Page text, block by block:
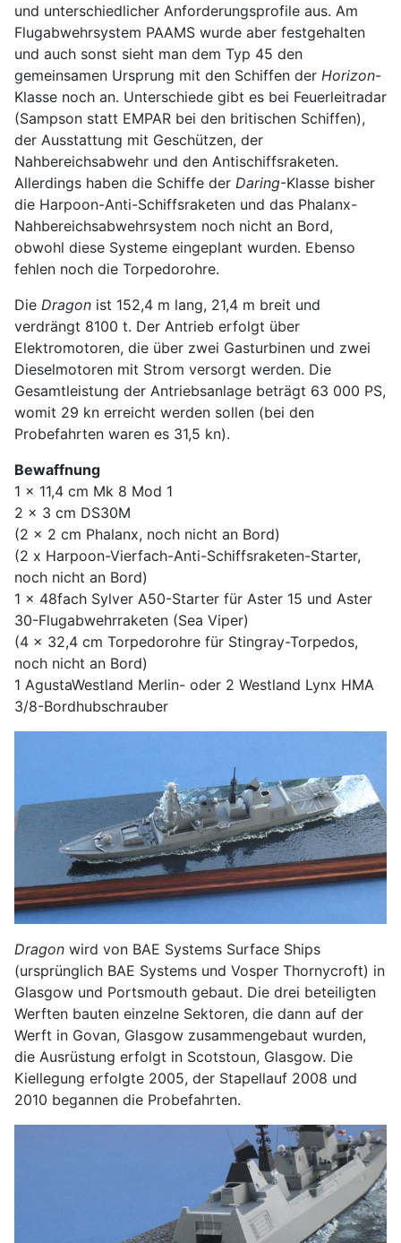
und unterschiedlicher Anforderungsprofile aus. Am
Flugabwehrsystem PAAMS wurde aber festgehalten
und auch sonst sieht man dem Typ 45 den
gemeinsamen Ursprung mit den Schiffen der Horizon-
Klasse noch an. Unterschiede gibt es bei Feuerleitradar
(Sampson statt EMPAR bei den britischen Schiffen),
der Ausstattung mit Geschützen, der
Nahbereichsabwehr und den Antischiffsraketen.
Allerdings haben die Schiffe der Daring-Klasse bisher
die Harpoon-Anti-Schiffsraketen und das Phalanx-
Nahbereichsabwehrsystem noch nicht an Bord,
obwohl diese Systeme eingeplant wurden. Ebenso
fehlen noch die Torpedorohre.
Die Dragon ist 152,4 m lang, 21,4 m breit und
verdrängt 8100 t. Der Antrieb erfolgt über
Elektromotoren, die über zwei Gasturbinen und zwei
Dieselmotoren mit Strom versorgt werden. Die
Gesamtleistung der Antriebsanlage beträgt 63 000 PS,
womit 29 kn erreicht werden sollen (bei den
Probefahrten waren es 31,5 kn).
Bewaffnung
1 x 11,4 cm Mk 8 Mod 1
2 x 3 cm DS30M
(2 x 2 cm Phalanx, noch nicht an Bord)
(2 x Harpoon-Vierfach-Anti-Schiffsraketen-Starter,
noch nicht an Bord)
1 x 48fach Sylver A50-Starter für Aster 15 und Aster
30-Flugabwehrraketen (Sea Viper)
(4 x 32,4 cm Torpedorohre für Stingray-Torpedos,
noch nicht an Bord)
1 AgustaWestland Merlin- oder 2 Westland Lynx HMA
3/8-Bordhubschrauber
Dragon wird von BAE Systems Surface Ships
(ursprünglich BAE Systems und Vosper Thornycroft) in
Glasgow und Portsmouth gebaut. Die drei beteiligten
Werften bauten einzelne Sektoren, die dann auf der
Werft in Govan, Glasgow zusammengebaut wurden,
die Ausrüstung erfolgt in Scotstoun, Glasgow. Die
Kiellegung erfolgte 2005, der Stapellauf 2008 und
2010 begannen die Probefahrten.